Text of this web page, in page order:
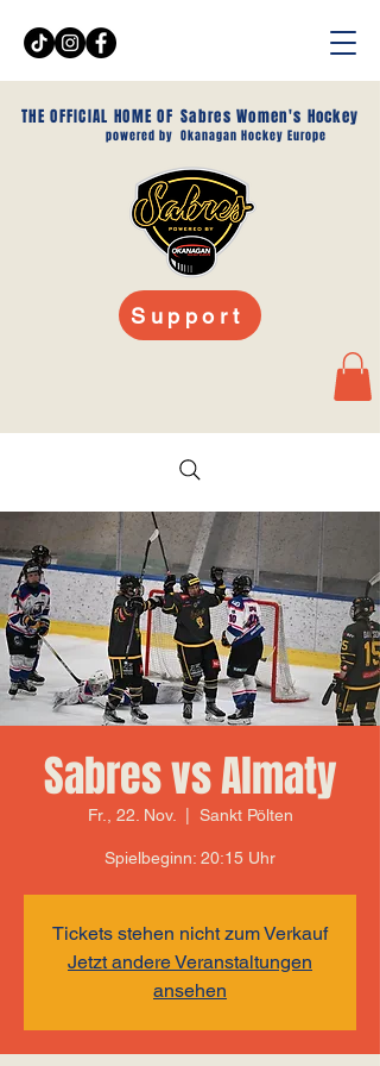
THE OFFICIAL HOME OF
powered by
Sabres Women's Hockey
Okanagan Hockey Europe
Support
Sabres vs Almaty
Fr., 22. Nov. Sankt Pölten
Spielbeginn: 20:15 Uhr
Tickets stehen nicht zum Verkauf
Jetzt andere Veranstaltungen
ansehen